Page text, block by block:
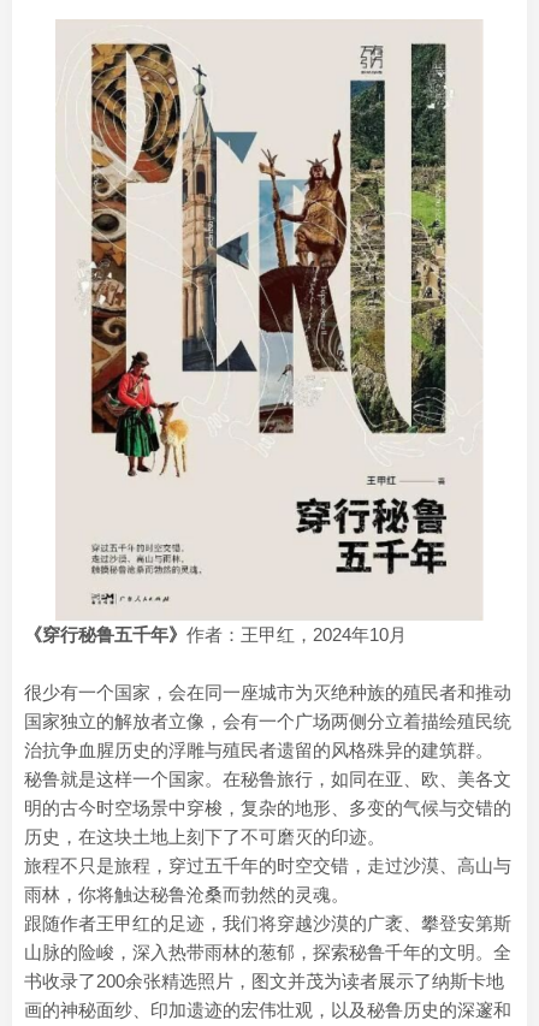
《穿行秘鲁五千年》 作者：王甲红，2024年10月
很少有一个国家，会在同一座城市为灭绝种族的殖民者和推动
国家独立的解放者立像，会有一个广场两侧分立着描绘殖民统
治抗争血腥历史的浮雕与殖民者遗留的风格殊异的建筑群。
秘鲁就是这样一个国家。在秘鲁旅行，如同在亚、欧、美各文
明的古今时空场景中穿梭，复杂的地形、多变的气候与交错的
历史，在这块土地上刻下了不可磨灭的印迹。
旅程不只是旅程，穿过五千年的时空交错，走过沙漠、高山与
雨林，你将触达秘鲁沧桑而勃然的灵魂。
跟随作者王甲红的足迹，我们将穿越沙漠的广袤、攀登安第斯
山脉的险峻，深入热带雨林的葱郁，探索秘鲁千年的文明。全
书收录了200余张精选照片，图文并茂为读者展示了纳斯卡地
画的神秘面纱、印加遗迹的宏伟壮观，以及秘鲁历史的深邃和